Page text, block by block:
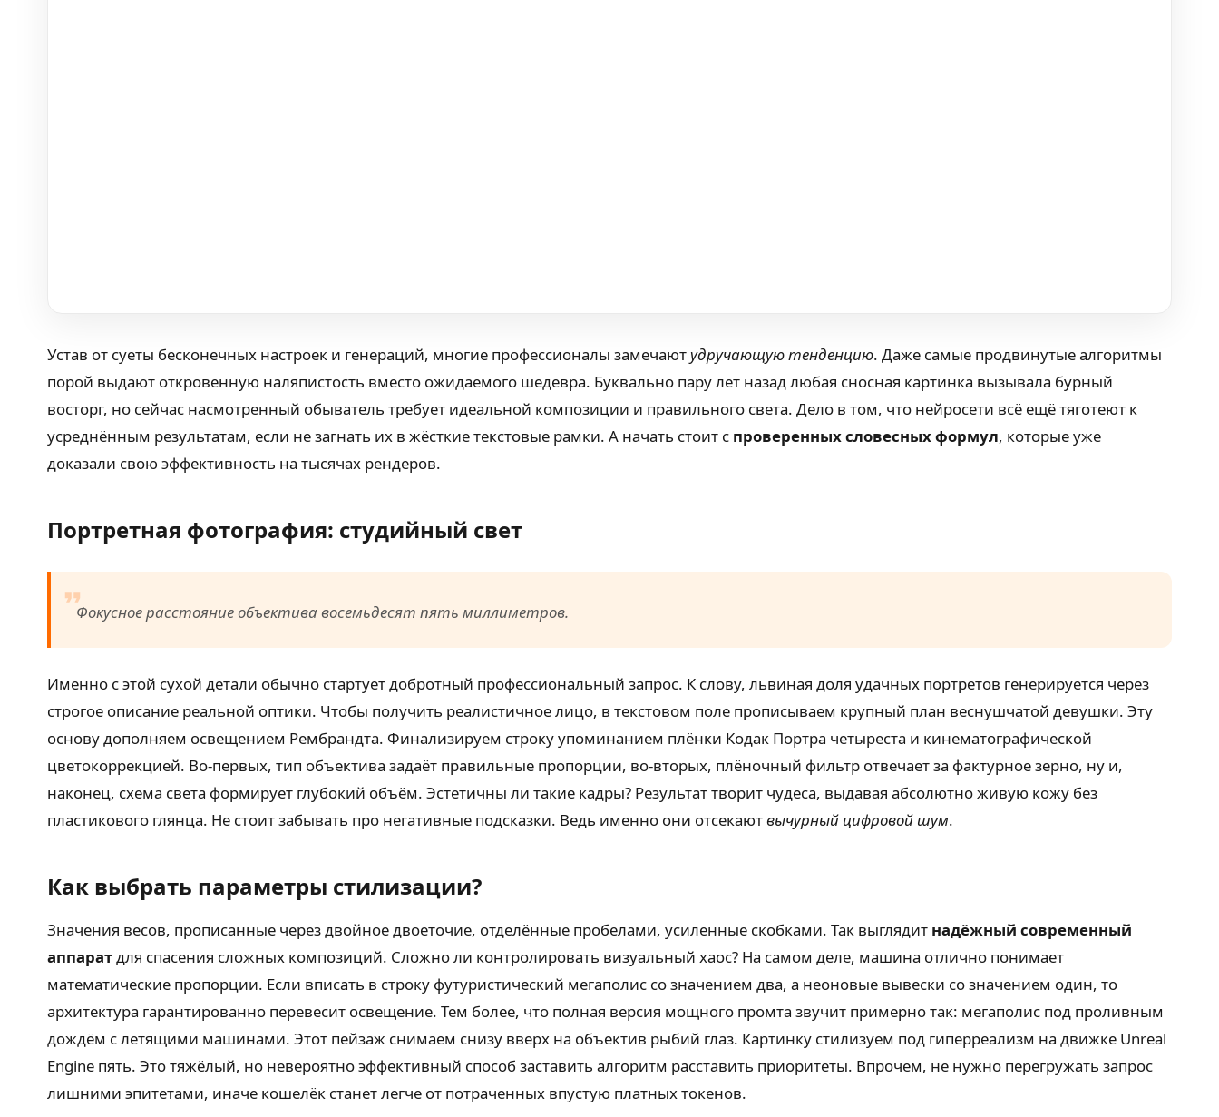
Устав от суеты бесконечных настроек и генераций, многие профессионалы замечаютудручающую тенденцию. Даже самые продвинутые алгоритмы
порой выдают откровенную наляпистость вместо ожидаемого шедевра. Буквально пару лет назад любая сносная картинка вызывала бурный
восторг, но сейчас насмотренный обыватель требует идеальной композиции и правильного света. Дело в том, что нейросети всё ещё тяготеют к
усреднённым результатам, если не загнать их в жёсткие текстовые рамки. А начать стоит с проверенных словесных формул, которые уже
доказали свою эффективность на тысячах рендеров.
Портретная фотография: студийный свет
Фокусное расстояние объектива восемьдесят пять миллиметров.
Именно с этой сухой детали обычно стартует добротный профессиональный запрос. К слову, львиная доля удачных портретов генерируется через
строгое описание реальной оптики. Чтобы получить реалистичное лицо, в текстовом поле прописываем крупный план веснушчатой девушки. Эту
основу дополняем освещением Рембрандта. Финализируем строку упоминанием плёнки Кодак Портра четыреста и кинематографической
цветокоррекцией. Во-первых, тип объектива задаёт правильные пропорции, во-вторых, плёночный фильтр отвечает за фактурное зерно, ну и,
наконец, схема света формирует глубокий объём. Эстетичны ли такие кадры? Результат творит чудеса, выдавая абсолютно живую кожу без
пластикового глянца. Не стоит забывать про негативные подсказки. Ведь именно они отсекаютвычурный цифровой шум.
Как выбрать параметры стилизации?
Значения весов, прописанные через двойное двоеточие, отделённые пробелами, усиленные скобками. Так выглядит надёжный современный
аппаратдля спасения сложных композиций. Сложно ли контролировать визуальный хаос? На самом деле, машина отлично понимает
математические пропорции. Если вписать в строку футуристический мегаполис со значением два, а неоновые вывески со значением один, то
архитектура гарантированно перевесит освещение. Тем более, что полная версия мощного промта звучит примерно так: мегаполис под проливным
дождём с летящими машинами. Этот пейзаж снимаем снизу вверх на объектив рыбий глаз. Картинку стилизуем под гиперреализм на движке Unreal
Engine пять. Это тяжёлый, но невероятно эффективный способ заставить алгоритм расставить приоритеты. Впрочем, не нужно перегружать запрос
лишними эпитетами, иначе кошелёк станет легче от потраченных впустую платных токенов.